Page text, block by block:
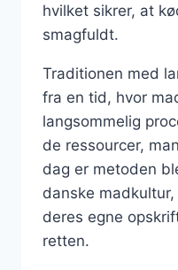
hvilket sikrer, at
smagfuldt.
Traditionen med
fra en tid, hvor
langsommelig
de ressourcer,
dag er metoden
danske
deres egne
retten.